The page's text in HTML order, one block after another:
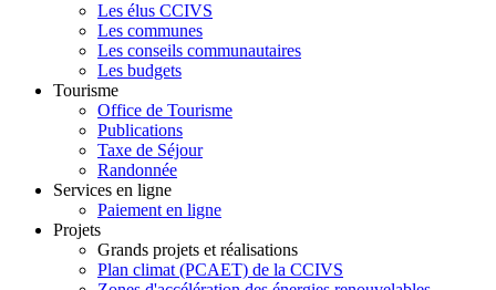
Les élus CCIVS
Les communes
Les conseils communautaires
Les budgets
Tourisme
Office de Tourisme
Publications
Taxe de Séjour
Randonnée
Services en ligne
Paiement en ligne
Projets
Grands projets et réalisations
Plan climat (PCAET) de la CCIVS